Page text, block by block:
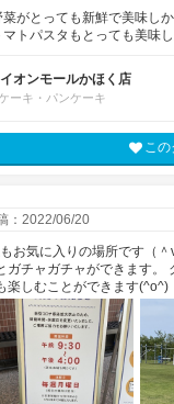
がとっても新鮮で美味し
トパスタもとっても美味し
オンモールかほく店
ケーキ・パンケーキ
この
：2022/06/20
お気に入りの場所です（
ガチャガチャができます。
楽しむことができます(^o^)